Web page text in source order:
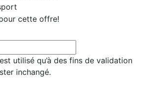
cette offre!
utilisé qu’à des fins de validation
inchangé.